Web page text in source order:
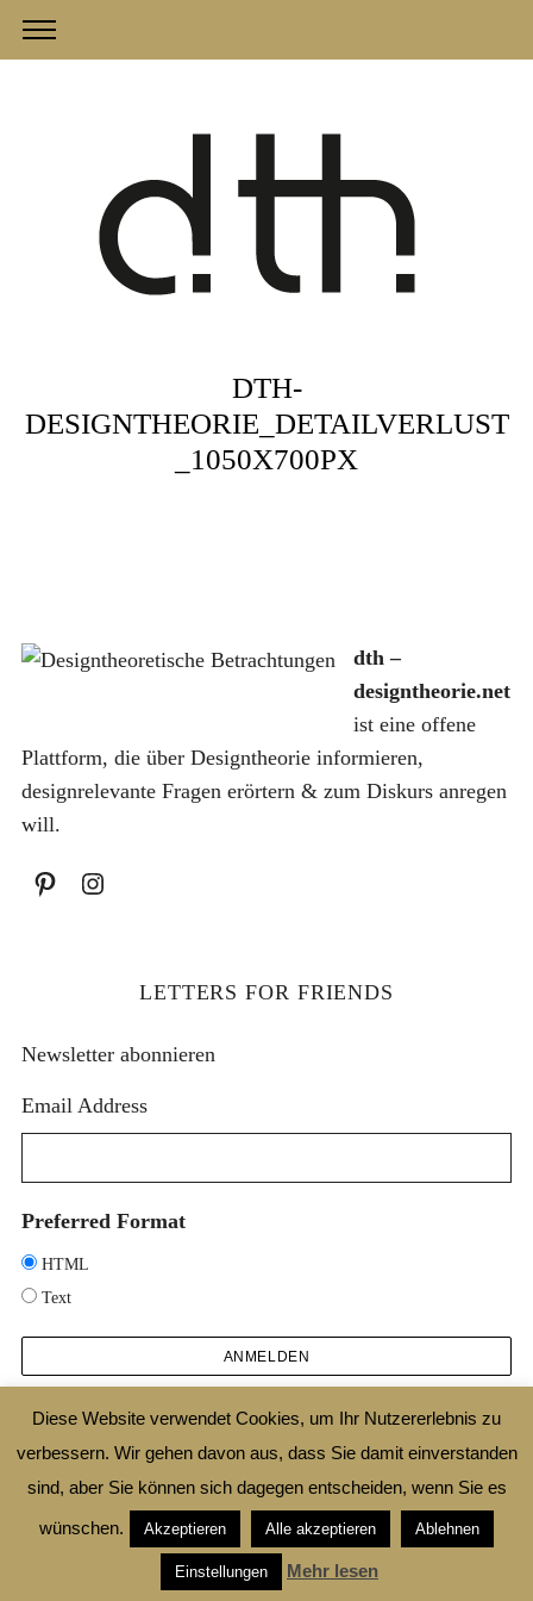
DTH-
DESIGNTHEORIE_DETAILVERLUST
_1050X700PX
dth –
designtheorie.net
ist eine offene
Plattform, die über Designtheorie informieren,
designrelevante Fragen erörtern & zum Diskurs anregen
will.
LETTERS FOR FRIENDS
Newsletter abonnieren
Email Address
Preferred Format
HTML
Text
2025 © DESIGNTHEORIE.NET |IMPRESSUM|DATENSCHUTZ|SHOP|AGB
|WIDERRUFSBELEHRUNG
ZURÜCK ZUM ANFANG
h
e
Diese Website verwendet Cookies, um Ihr Nutzererlebnis zu
verbessern. Wir gehen davon aus, dass Sie damit einverstanden
sind, aber Sie können sich dagegen entscheiden, wenn Sie es
wünschen.
Akzeptieren Alle akzeptieren Ablehnen
Einstellungen Mehr lesen